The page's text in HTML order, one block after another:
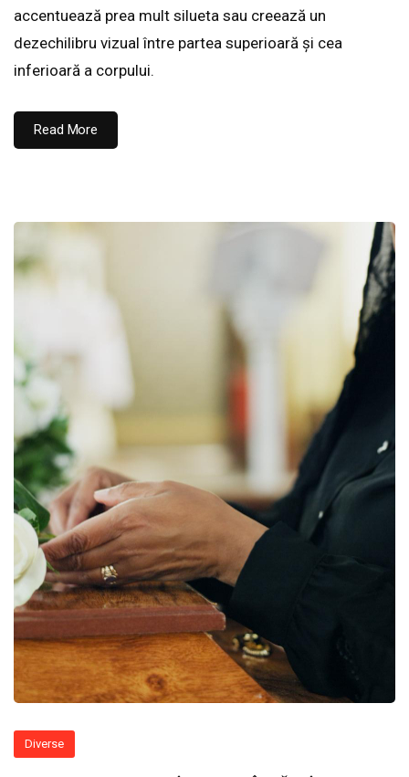
accentuează prea mult silueta sau creează un
dezechilibru vizual între partea superioară și cea
inferioară a corpului.
Read More
Diverse